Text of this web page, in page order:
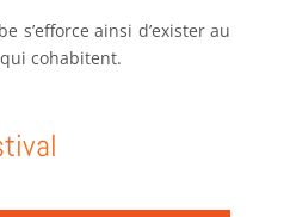
s’efforce ainsi d’exister au
cohabitent.